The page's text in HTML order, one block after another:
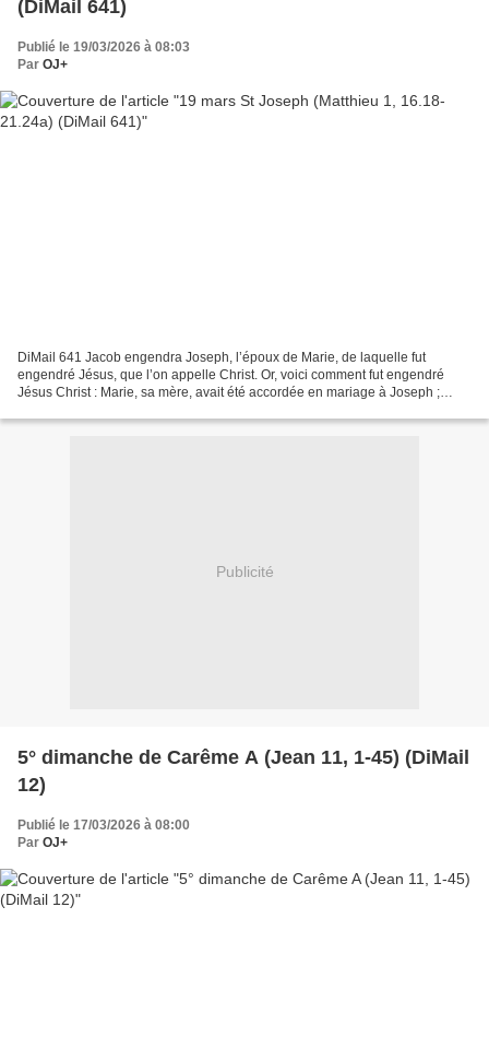
(DiMail 641)
Publié le 19/03/2026 à 08:03
Par OJ+
DiMail 641 Jacob engendra Joseph, l’époux de Marie, de laquelle fut
engendré Jésus, que l’on appelle Christ. Or, voici comment fut engendré
Jésus Christ : Marie, sa mère, avait été accordée en mariage à Joseph ;
Publicité
5° dimanche de Carême A (Jean 11, 1-45) (DiMail
12)
Publié le 17/03/2026 à 08:00
Par OJ+